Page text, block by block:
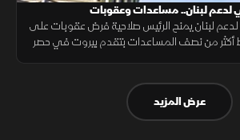
لبنان.. مساعدات وعقوبات
لبنان يمنح الرئيس صلاحية فرض عقوبات على
أكثر من نصف المساعدات بتقدم بيروت في حصر
عرض المزيد